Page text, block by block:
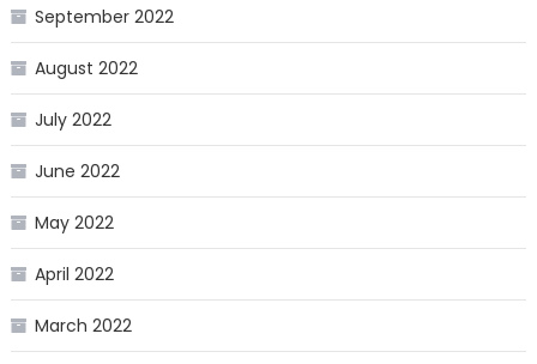
September 2022
August 2022
July 2022
June 2022
May 2022
April 2022
March 2022